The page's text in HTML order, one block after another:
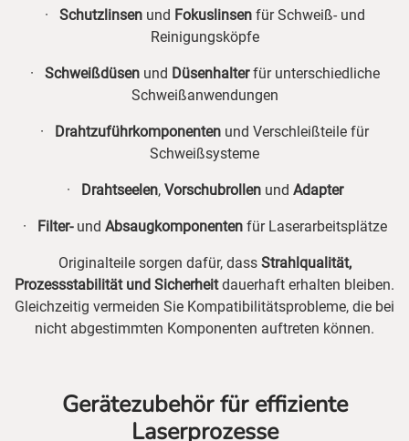
· Schutzlinsenund Fokuslinsen für Schweiß- und
Reinigungsköpfe
· Schweißdüsen und Düsenhalterfür unterschiedliche
Schweißanwendungen
· Drahtzuführkomponenten und Verschleißteile für
Schweißsysteme
· Drahtseelen, Vorschubrollen und Adapter
· Filter-und Absaugkomponentenfür Laserarbeitsplätze
Originalteile sorgen dafür, dass Strahlqualität,
Prozessstabilität und Sicherheitdauerhaft erhalten bleiben.
Gleichzeitig vermeiden Sie Kompatibilitätsprobleme, die bei
nicht abgestimmten Komponenten auftreten können.
Gerätezubehör für effiziente
Laserprozesse